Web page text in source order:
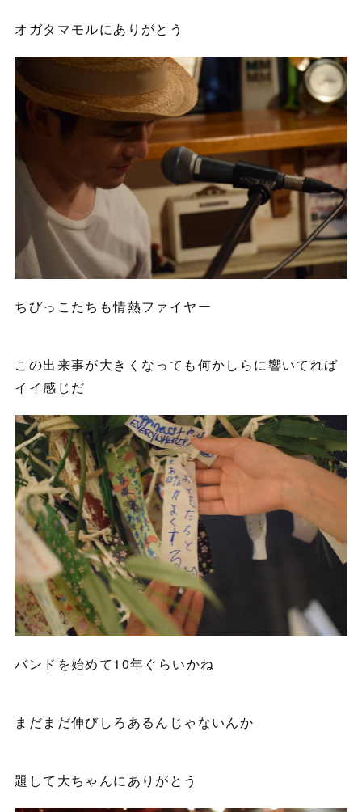
オガタマモルにありがとう
ちびっこたちも情熱ファイヤー
この出来事が大きくなっても何かしらに響いてれば
イイ感じだ
バンドを始めて10年ぐらいかね
まだまだ伸びしろあるんじゃないんか
題して大ちゃんにありがとう